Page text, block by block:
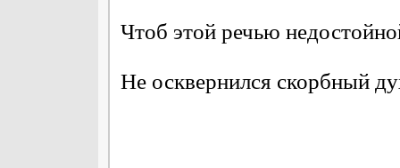
Чтоб этой речью
Не осквернился скорбный